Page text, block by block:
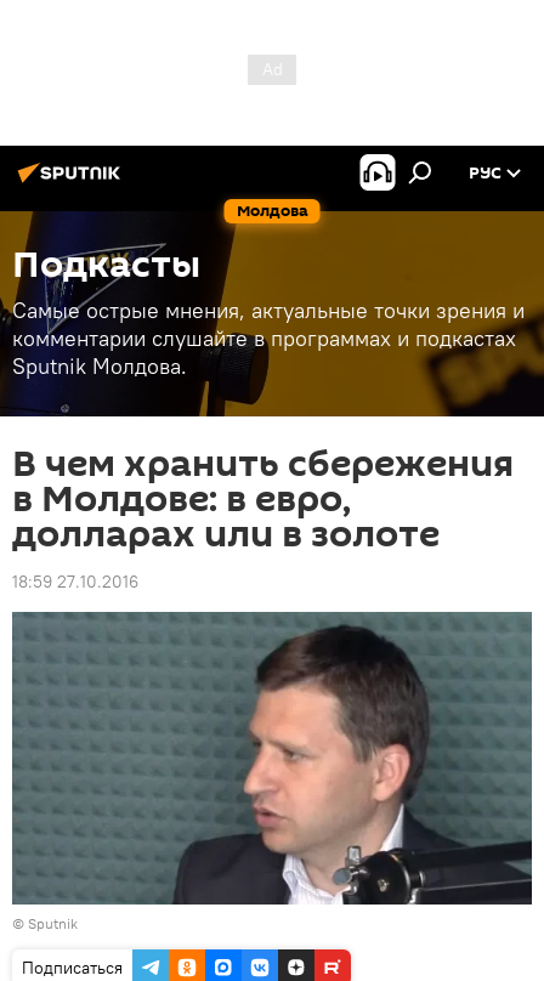
Молдова
РУС
Подкасты
Самые острые мнения, актуальные точки зрения и
комментарии слушайте в программах и подкастах
Sputnik Молдова.
В чем хранить сбережения
в Молдове: в евро,
долларах или в золоте
18:59 27.10.2016
© Sputnik
Подписаться